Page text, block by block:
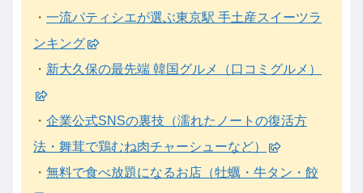
・ 一流パティシエが選ぶ東京駅 手土産スイーツラ
ンキング
・ 新大久保の最先端 韓国グルメ（口コミグルメ）
・ 企業公式SNSの裏技（濡れたノートの復活方
法・舞茸で鶏むね肉チャーシューなど）
・ 無料で食べ放題になるお店（牡蠣・牛タン・餃